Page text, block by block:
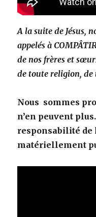
A la suite de Jésus,
appelés à
de nos frères et
de toute religion,
Nous sommes
n’en peuvent
responsabilité de
matériellement